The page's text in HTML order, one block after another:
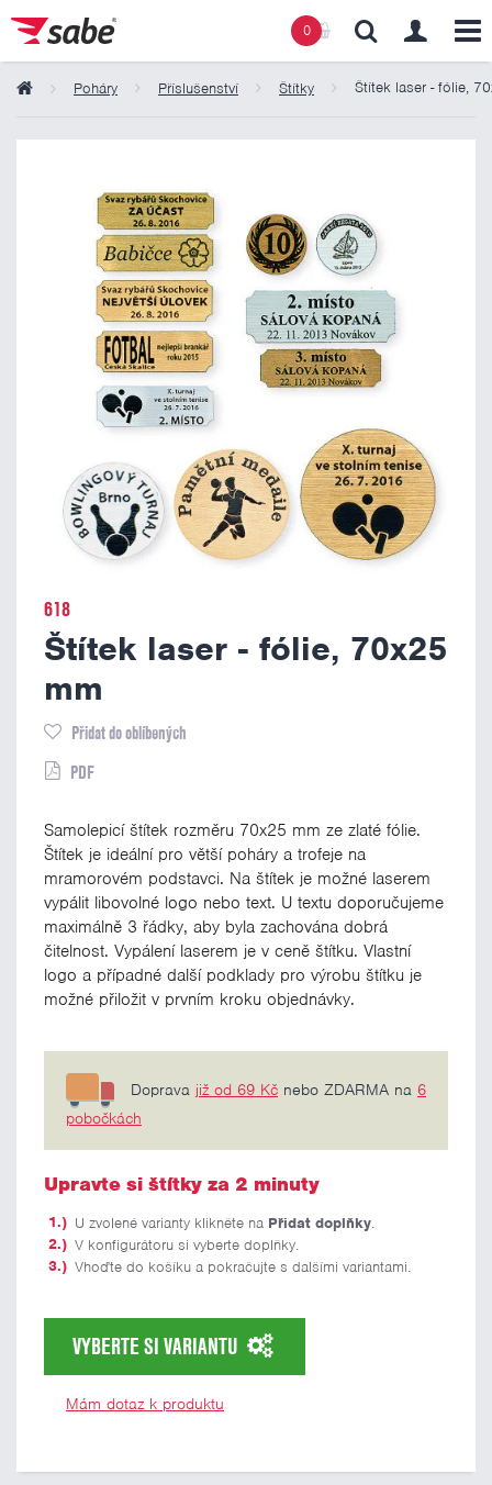
0
Poháry Příslušenství Štítky Štítek laser - fólie,
618
Štítek laser - fólie, 70x25
mm
Přidat do oblíbených
PDF
Samolepicí štítek rozměru 70x25 mm ze zlaté fólie.
Štítek je ideální pro větší poháry a trofeje na
mramorovém podstavci. Na štítek je možné laserem
vypálit libovolné logo nebo text. U textu doporučujeme
maximálně 3 řádky, aby byla zachována dobrá
čitelnost. Vypálení laserem je v ceně štítku. Vlastní
logo a případné další podklady pro výrobu štítku je
možné přiložit v prvním kroku objednávky.
Doprava již od 69 Kč nebo ZDARMA na 6
pobočkách
Upravte si štítky za 2 minuty
U zvolené varianty klikněte na Přidat doplňky.
V konfigurátoru si vyberte doplňky.
Vhoďte do košíku a pokračujte s dalšími variantami.
VYBERTE SI VARIANTU
Mám dotaz k produktu
Obsah košíku
Košík zeje prázdnotou